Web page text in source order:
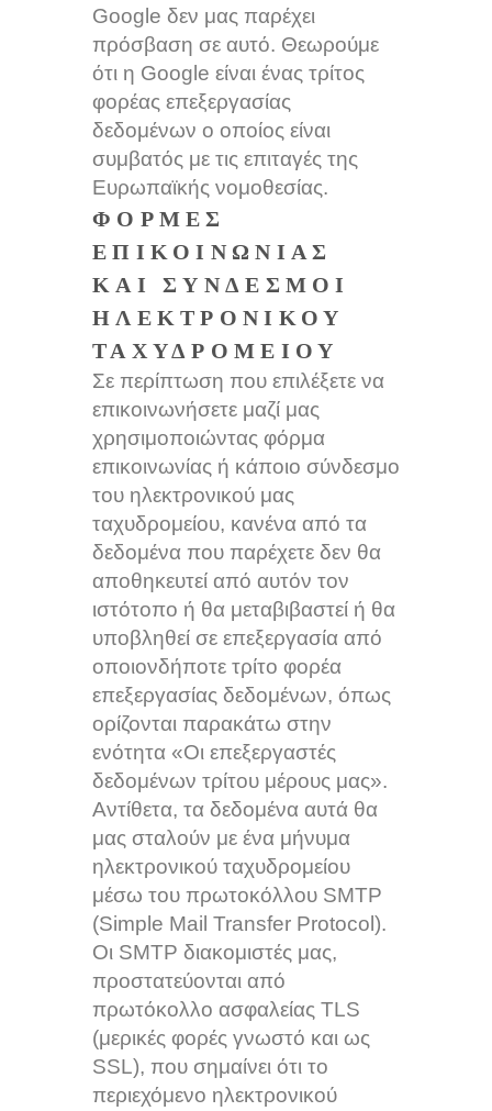
Google δεν μας παρέχει
πρόσβαση σε αυτό. Θεωρούμε
ότι η Google είναι ένας τρίτος
φορέας επεξεργασίας
δεδομένων ο οποίος είναι
συμβατός με τις επιταγές της
Ευρωπαϊκής νομοθεσίας.
ΦΌΡΜΕΣ
ΕΠΙΚΟΙΝΩΝΊΑΣ
ΚΑΙ ΣΎΝΔΕΣΜΟΙ
ΗΛΕΚΤΡΟΝΙΚΟΎ
ΤΑΧΥΔΡΟΜΕΊΟΥ
Σε περίπτωση που επιλέξετε να
επικοινωνήσετε μαζί μας
χρησιμοποιώντας φόρμα
επικοινωνίας ή κάποιο σύνδεσμο
του ηλεκτρονικού μας
ταχυδρομείου, κανένα από τα
δεδομένα που παρέχετε δεν θα
αποθηκευτεί από αυτόν τον
ιστότοπο ή θα μεταβιβαστεί ή θα
υποβληθεί σε επεξεργασία από
οποιονδήποτε τρίτο φορέα
επεξεργασίας δεδομένων, όπως
ορίζονται παρακάτω στην
ενότητα «Οι επεξεργαστές
δεδομένων τρίτου μέρους μας».
Αντίθετα, τα δεδομένα αυτά θα
μας σταλούν με ένα μήνυμα
ηλεκτρονικού ταχυδρομείου
μέσω του πρωτοκόλλου SMTP
(Simple Mail Transfer Protocol).
Οι SMTP διακομιστές μας,
προστατεύονται από
πρωτόκολλο ασφαλείας TLS
(μερικές φορές γνωστό και ως
SSL), που σημαίνει ότι το
περιεχόμενο ηλεκτρονικού